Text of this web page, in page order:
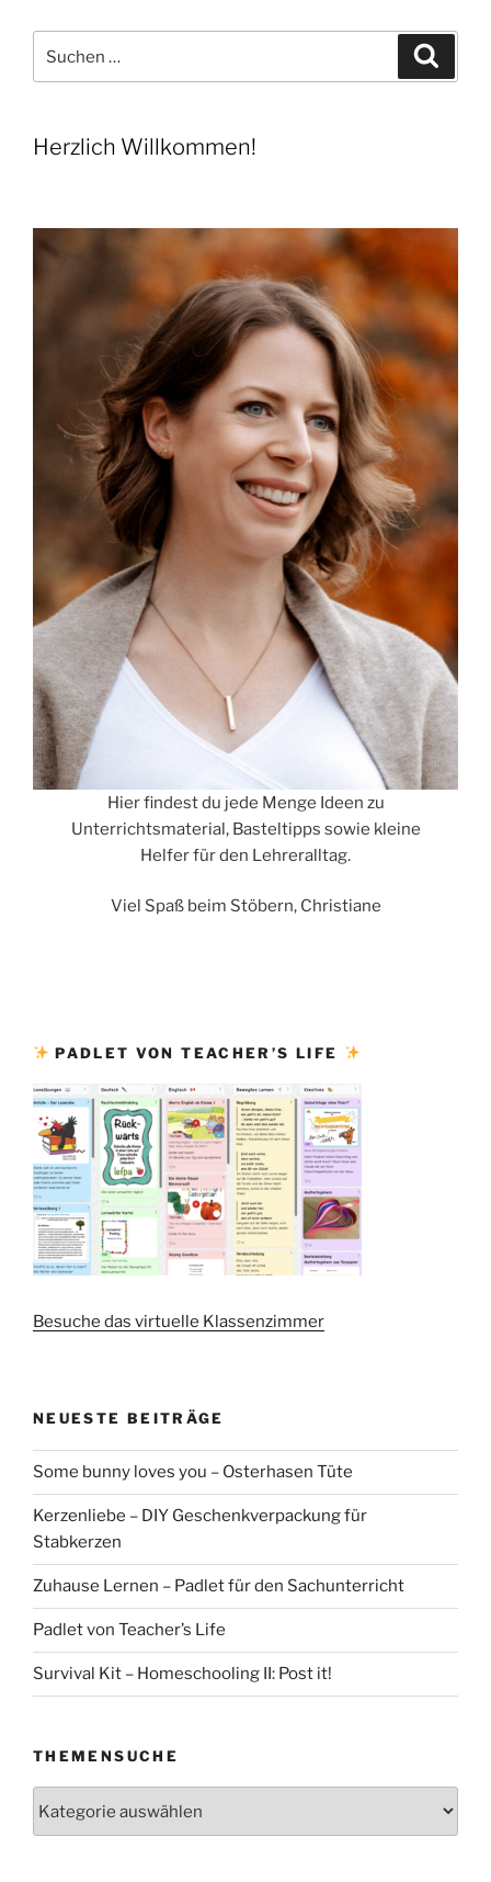
nach:
Herzlich Willkommen!
Hier findest du jede Menge Ideen zu
Unterrichtsmaterial, Basteltipps sowie kleine
Helfer für den Lehreralltag.
Viel Spaß beim Stöbern, Christiane
PADLET VON TEACHER’S LIFE
Besuche das virtuelle Klassenzimmer
NEUESTE BEITRÄGE
Some bunny loves you – Osterhasen Tüte
Kerzenliebe – DIY Geschenkverpackung für
Stabkerzen
Zuhause Lernen – Padlet für den Sachunterricht
Padlet von Teacher’s Life
Survival Kit – Homeschooling II: Post it!
THEMENSUCHE